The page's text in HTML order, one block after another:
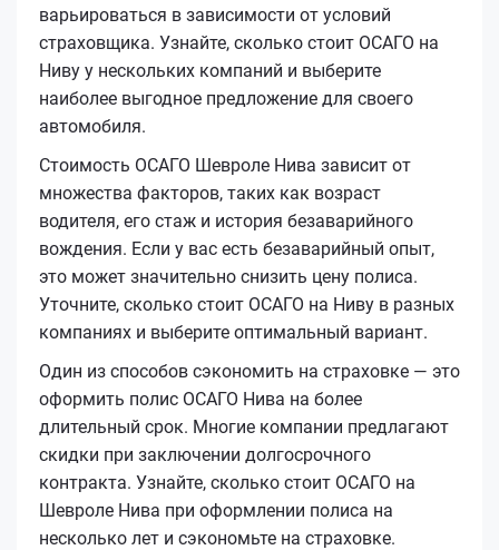
варьироваться в зависимости от условий
страховщика. Узнайте, сколько стоит ОСАГО на
Ниву у нескольких компаний и выберите
наиболее выгодное предложение для своего
автомобиля.
Стоимость ОСАГО Шевроле Нива зависит от
множества факторов, таких как возраст
водителя, его стаж и история безаварийного
вождения. Если у вас есть безаварийный опыт,
это может значительно снизить цену полиса.
Уточните, сколько стоит ОСАГО на Ниву в разных
компаниях и выберите оптимальный вариант.
Один из способов сэкономить на страховке — это
оформить полис ОСАГО Нива на более
длительный срок. Многие компании предлагают
скидки при заключении долгосрочного
контракта. Узнайте, сколько стоит ОСАГО на
Шевроле Нива при оформлении полиса на
несколько лет и сэкономьте на страховке.